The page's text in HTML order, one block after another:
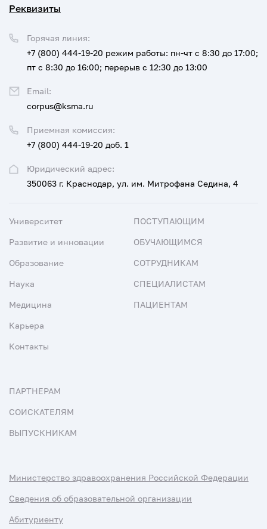
Реквизиты
Юридический адрес:
350063 г. Краснодар, ул. им. Митрофана Седина, 4
Приемная комиссия:
+7 (800) 444-19-20 доб. 1
Горячая линия:
+7 (800) 444-19-20 режим работы: пн-чт с 8:30 до 17:00;
пт с 8:30 до 16:00; перерыв с 12:30 до 13:00
Email:
corpus@ksma.ru
Университет
Развитие и инновации
Образование
Наука
Медицина
Карьера
Контакты
ПОСТУПАЮЩИМ
ОБУЧАЮЩИМСЯ
СОТРУДНИКАМ
СПЕЦИАЛИСТАМ
ПАЦИЕНТАМ
ПАРТНЕРАМ
СОИСКАТЕЛЯМ
ВЫПУСКНИКАМ
Министерство здравоохранения Российской Федерации
Сведения об образовательной организации
Абитуриенту